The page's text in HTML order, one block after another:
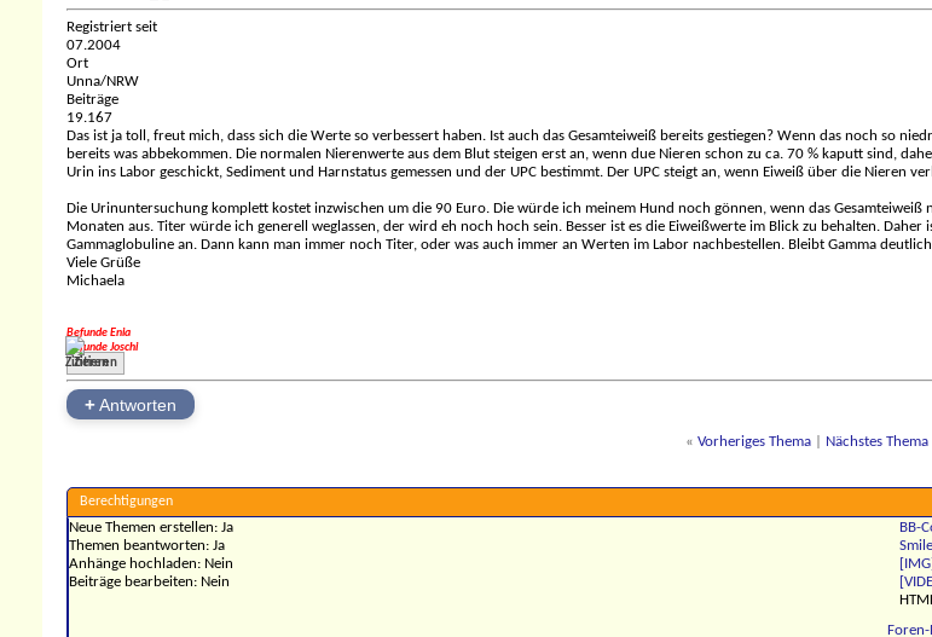
Registriert seit
07.2004
Ort
Unna/NRW
Beiträge
19.167
Das ist ja toll, freut mich, dass sich die Werte so verbessert haben. Ist auch das Gesamteiweiß bereits gestiegen? Wenn das noch so
bereits was abbekommen. Die normalen Nierenwerte aus dem Blut steigen erst an, wenn due Nieren schon zu ca. 70 % kaputt sind,
Urin ins Labor geschickt, Sediment und Harnstatus gemessen und der UPC bestimmt. Der UPC steigt an, wenn Eiweiß über die Nieren
Die Urinuntersuchung komplett kostet inzwischen um die 90 Euro. Die würde ich meinem Hund noch gönnen, wenn das
Monaten aus. Titer würde ich generell weglassen, der wird eh noch hoch sein. Besser ist es die Eiweißwerte im Blick zu behalten.
Gammaglobuline an. Dann kann man immer noch Titer, oder was auch immer an Werten im Labor nachbestellen. Bleibt Gamma
Viele Grüße
Michaela
Befunde Enia
Befunde Joschi
Zitieren
+Antworten
« Vorheriges Thema| Nächstes Thema
Berechtigungen
Neue Themen erstellen: Ja
Themen beantworten: Ja
Anhänge hochladen: Nein
Beiträge bearbeiten: Nein
BB-
[IMG]
Foren-